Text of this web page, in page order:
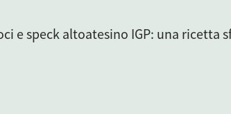
e speck altoatesino IGP: una ricetta